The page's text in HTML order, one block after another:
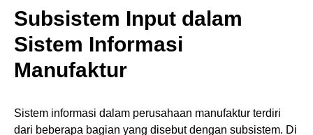
Subsistem Input dalam
Sistem Informasi
Manufaktur
Sistem informasi dalam perusahaan manufaktur terdiri
dari beberapa bagian yang disebut dengan subsistem. Di